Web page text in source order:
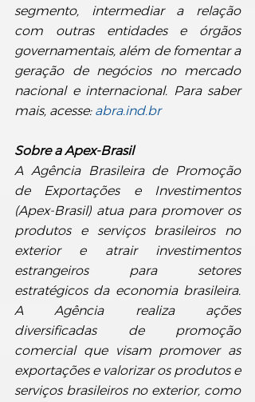
segmento, intermediar a relação
com outras entidades e órgãos
governamentais, além de fomentar a
geração de negócios no mercado
nacional e internacional. Para saber
mais, acesse: abra.ind.br
Sobre a Apex-Brasil
A Agência Brasileira de Promoção
de Exportações e Investimentos
(Apex-Brasil) atua para promover os
produtos e serviços brasileiros no
exterior e atrair investimentos
estrangeiros para setores
estratégicos da economia brasileira.
A Agência realiza ações
diversificadas de promoção
comercial que visam promover as
exportações e valorizar os produtos e
serviços brasileiros no exterior, como